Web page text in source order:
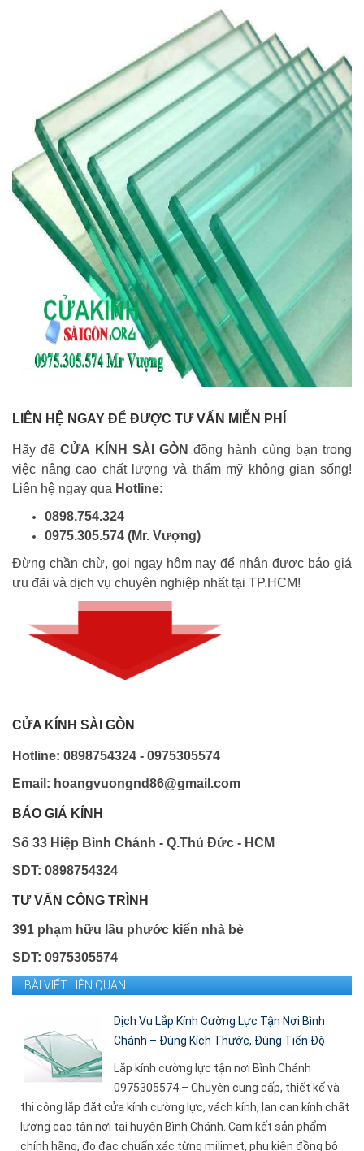
LIÊN HỆ NGAY ĐỂ ĐƯỢC TƯ VẤN MIỄN PHÍ
Hãy đểCỬA KÍNH SÀI GÒN đồng hành cùng bạn trong
việc nâng cao chất lượng và thẩm mỹ không gian sống!
Liên hệ ngay qua Hotline:
0898.754.324
0975.305.574 (Mr. Vượng)
Đừng chần chừ, gọi ngay hôm nay để nhận được báo giá
ưu đãi và dịch vụ chuyên nghiệp nhất tại TP.HCM!
CỬA KÍNH SÀI GÒN
Hotline: 0898754324 - 0975305574
Email: hoangvuongnd86@gmail.com
BÁO GIÁ KÍNH
Số 33 Hiệp Bình Chánh - Q.Thủ Đức - HCM
SDT: 0898754324
TƯ VẤN CÔNG TRÌNH
391 phạm hữu lầu phước kiển nhà bè
SDT: 0975305574
BÀI VIẾT LIÊN QUAN
Dịch Vụ Lắp Kính Cường Lực Tận Nơi Bình
Chánh – Đúng Kích Thước, Đúng Tiến Độ
Lắp kính cường lực tận nơi Bình Chánh
0975305574 – Chuyên cung cấp, thiết kế và
thi công lắp đặt cửa kính cường lực, vách kính, lan can kính chất
lượng cao tận nơi tại huyện Bình Chánh. Cam kết sản phẩm
chính hãng, đo đạc chuẩn xác từng milimet, phụ kiện đồng bộ